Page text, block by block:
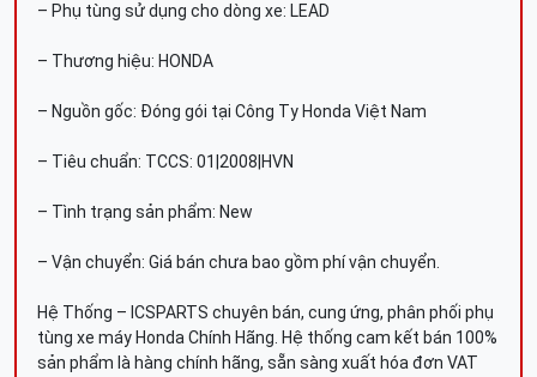
– Phụ tùng sử dụng cho dòng xe: LEAD
– Thương hiệu: HONDA
– Nguồn gốc: Đóng gói tại Công Ty Honda Việt Nam
– Tiêu chuẩn: TCCS: 01|2008|HVN
– Tình trạng sản phẩm: New
– Vận chuyển: Giá bán chưa bao gồm phí vận chuyển.
Hệ Thống – ICSPARTS chuyên bán, cung ứng, phân phối phụ
tùng xe máy Honda Chính Hãng. Hệ thống cam kết bán 100%
sản phẩm là hàng chính hãng, sẵn sàng xuất hóa đơn VAT